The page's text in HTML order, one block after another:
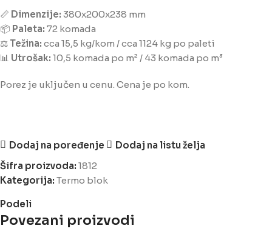
📏 Dimenzije: 380x200x238 mm
📦 Paleta: 72 komada
⚖️ Težina: cca 15,5 kg/kom / cca 1124 kg po paleti
📊 Utrošak: 10,5 komada po m² / 43 komada po m³
Porez je uključen u cenu. Cena je po kom.
Dodaj na poređenje
Dodaj na listu želja
Šifra proizvoda: 1812
Kategorija: Termo blok
Podeli
Povezani proizvodi